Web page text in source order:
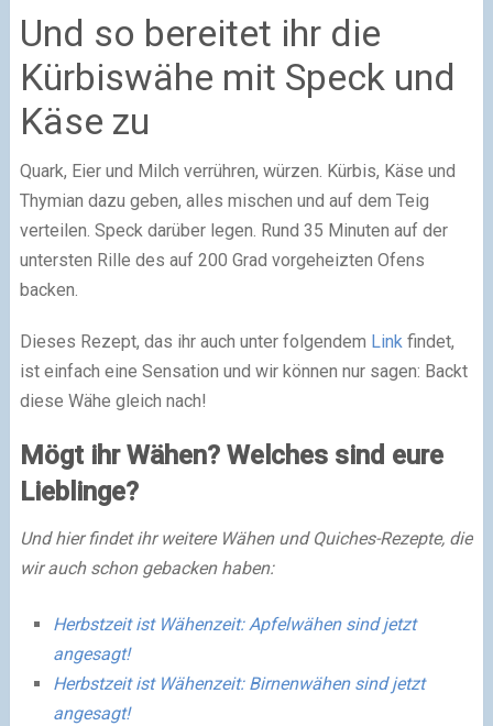
Und so bereitet ihr die
Kürbiswähe mit Speck und
Käse zu
Quark, Eier und Milch verrühren, würzen. Kürbis, Käse und
Thymian dazu geben, alles mischen und auf dem Teig
verteilen. Speck darüber legen. Rund 35 Minuten auf der
untersten Rille des auf 200 Grad vorgeheizten Ofens
backen.
Dieses Rezept, das ihr auch unter folgendem Link findet,
ist einfach eine Sensation und wir können nur sagen: Backt
diese Wähe gleich nach!
Mögt ihr Wähen? Welches sind eure
Lieblinge?
Und hier findet ihr weitere Wähen und Quiches-Rezepte, die
wir auch schon gebacken haben:
Herbstzeit ist Wähenzeit: Apfelwähen sind jetzt
angesagt!
Herbstzeit ist Wähenzeit: Birnenwähen sind jetzt
angesagt!